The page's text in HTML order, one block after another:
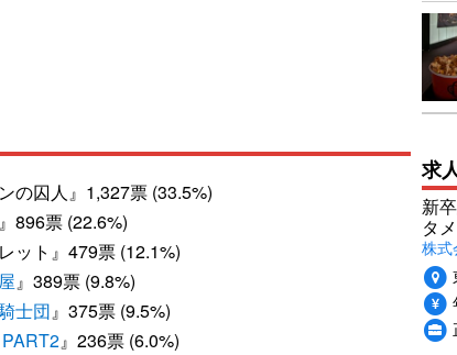
の囚人』1,327票 (33.5%)
896票 (22.6%)
ット』479票 (12.1%)
』389票 (9.8%)
士団』375票 (9.5%)
』236票 (6.0%)
求
新
タメ
株